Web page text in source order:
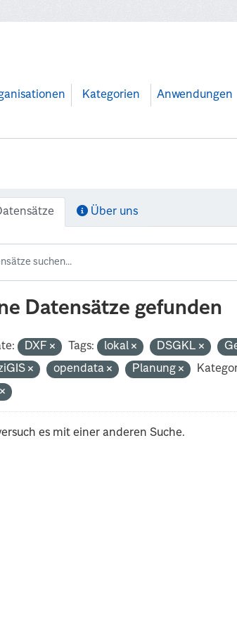
Kategorien Anwendungen
Über uns
Datensätze gefunden
DXF Tags: lokal DSGKL
opendata Planung
es mit einer anderen Suche.